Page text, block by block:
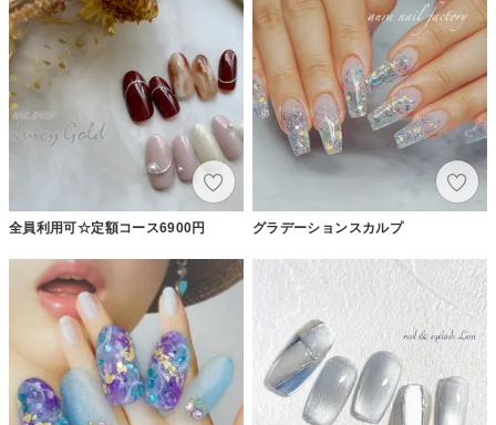
全員利用可☆定額コース6900円 グラデーションスカルプ